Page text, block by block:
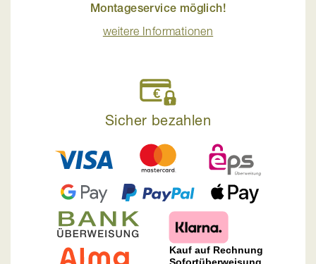
Montageservice möglich!
weitere Informationen
Sicher bezahlen